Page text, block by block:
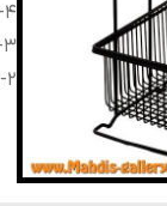
4-
3-
2-